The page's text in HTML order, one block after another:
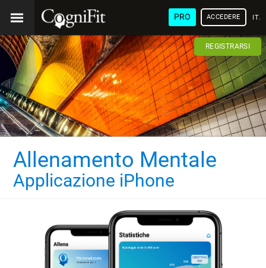
PRO ACCEDERE
REGISTRARSI
Allenamento Mentale
Applicazione iPhone